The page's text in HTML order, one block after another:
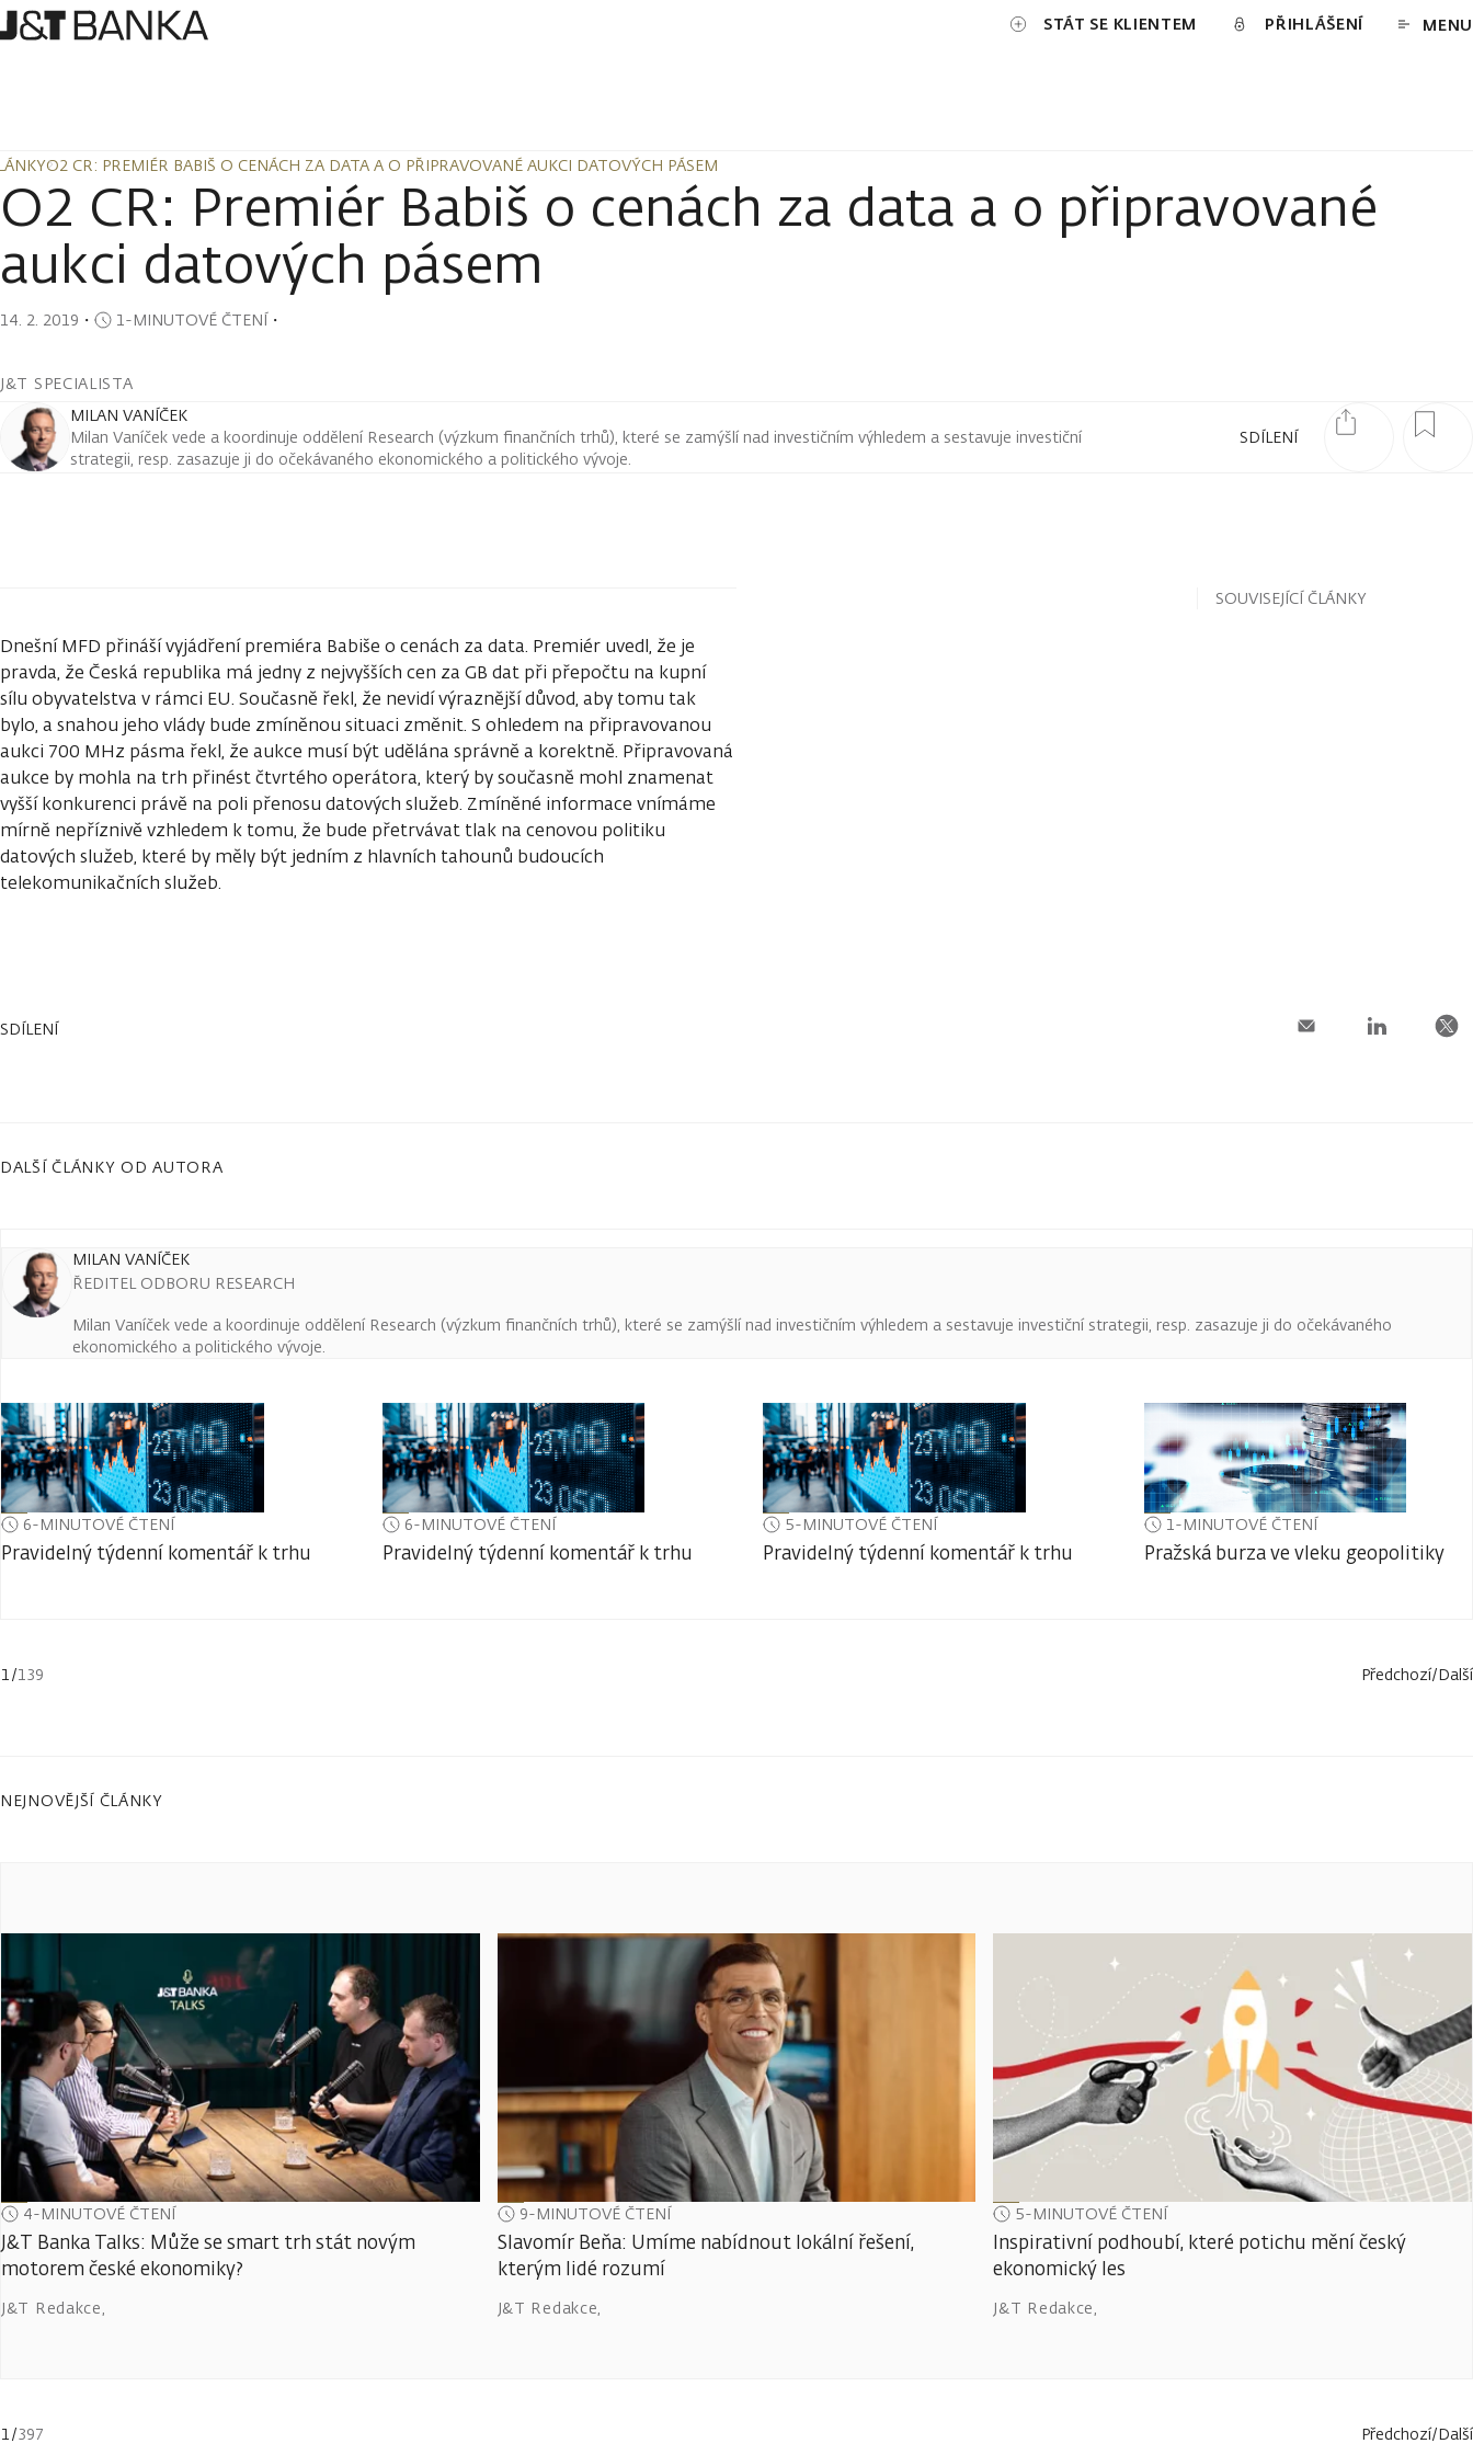
STÁT SE KLIENTEM PŘIHLÁŠENÍ MENU
O2 CR: PREMIÉR BABIŠ O CENÁCH ZA DATA A O PŘIPRAVOVANÉ AUKCI DATOVÝCH PÁSEM
O2 CR: PREMIÉR BABIŠ O CENÁCH ZA DATA A O PŘIPRAVOVANÉ AUKCI DATOVÝCH PÁSEM
O2 CR: Premiér Babiš o cenách za data a o připravované
aukci datových pásem
14. 2. 2019 ・ 1-MINUTOVÉ ČTENÍ・
J&T SPECIALISTA
SDÍLENÍ
MILAN VANÍČEK
Milan Vaníček vede a koordinuje oddělení Research (výzkum finančních trhů), které se zamýšlí nad investičním výhledem a sestavuje investiční
strategii, resp. zasazuje ji do očekávaného ekonomického a politického vývoje.
Dnešní MFD přináší vyjádření premiéra Babiše o cenách za data. Premiér uvedl, že je
pravda, že Česká republika má jedny z nejvyšších cen za GB dat při přepočtu na kupní
sílu obyvatelstva v rámci EU. Současně řekl, že nevidí výraznější důvod, aby tomu tak
bylo, a snahou jeho vlády bude zmíněnou situaci změnit. S ohledem na připravovanou
aukci 700 MHz pásma řekl, že aukce musí být udělána správně a korektně. Připravovaná
aukce by mohla na trh přinést čtvrtého operátora, který by současně mohl znamenat
vyšší konkurenci právě na poli přenosu datových služeb. Zmíněné informace vnímáme
mírně nepříznivě vzhledem k tomu, že bude přetrvávat tlak na cenovou politiku
datových služeb, které by měly být jedním z hlavních tahounů budoucích
telekomunikačních služeb.
SOUVISEJÍCÍ ČLÁNKY
SDÍLENÍ
DALŠÍ ČLÁNKY OD AUTORA
MILAN VANÍČEK
ŘEDITEL ODBORU RESEARCH
Milan Vaníček vede a koordinuje oddělení Research (výzkum finančních trhů), které se zamýšlí nad investičním výhledem a sestavuje investiční strategii, resp. zasazuje ji do očekávaného
ekonomického a politického vývoje.
6-MINUTOVÉ ČTENÍ
Pravidelný týdenní komentář k trhu
6-MINUTOVÉ ČTENÍ
Pravidelný týdenní komentář k trhu
5-MINUTOVÉ ČTENÍ
Pravidelný týdenní komentář k trhu
1-MINUTOVÉ ČTENÍ
Pražská burza ve vleku geopolitiky
1 /139 Předchozí/Další
NEJNOVĚJŠÍ ČLÁNKY
4-MINUTOVÉ ČTENÍ
J&T Banka Talks: Může se smart trh stát novým
motorem české ekonomiky?
J&T Redakce,
9-MINUTOVÉ ČTENÍ
Slavomír Beňa: Umíme nabídnout lokální řešení,
kterým lidé rozumí
J&T Redakce,
5-MINUTOVÉ ČTENÍ
Inspirativní podhoubí, které potichu mění český
ekonomický les
J&T Redakce,
1/397 Předchozí/Další